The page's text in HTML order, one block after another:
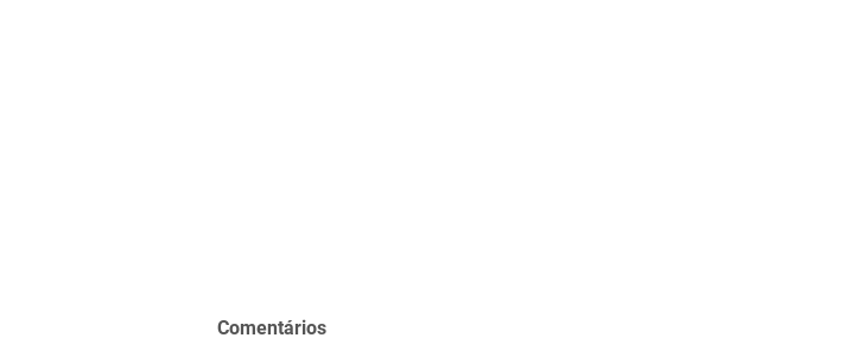
Comentários